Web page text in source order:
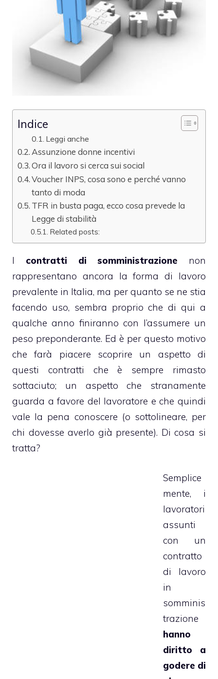
Indice
Leggi anche
Assunzione donne incentivi
Ora il lavoro si cerca sui social
Voucher INPS, cosa sono e perché vanno
tanto di moda
TFR in busta paga, ecco cosa prevede la
Legge di stabilità
Related posts:
I contratti di somministrazione non
rappresentano ancora la forma di lavoro
prevalente in Italia, ma per quanto se ne stia
facendo uso, sembra proprio che di qui a
qualche anno finiranno con l’assumere un
peso preponderante. Ed è per questo motivo
che farà piacere scoprire un aspetto di
questi contratti che è sempre rimasto
sottaciuto; un aspetto che stranamente
guarda a favore del lavoratore e che quindi
vale la pena conoscere (o sottolineare, per
chi dovesse averlo già presente). Di cosa si
tratta?
Semplice
mente, i
lavoratori
assunti
con un
contratto
di lavoro
in
somminis
trazione
hanno
diritto a
godere di